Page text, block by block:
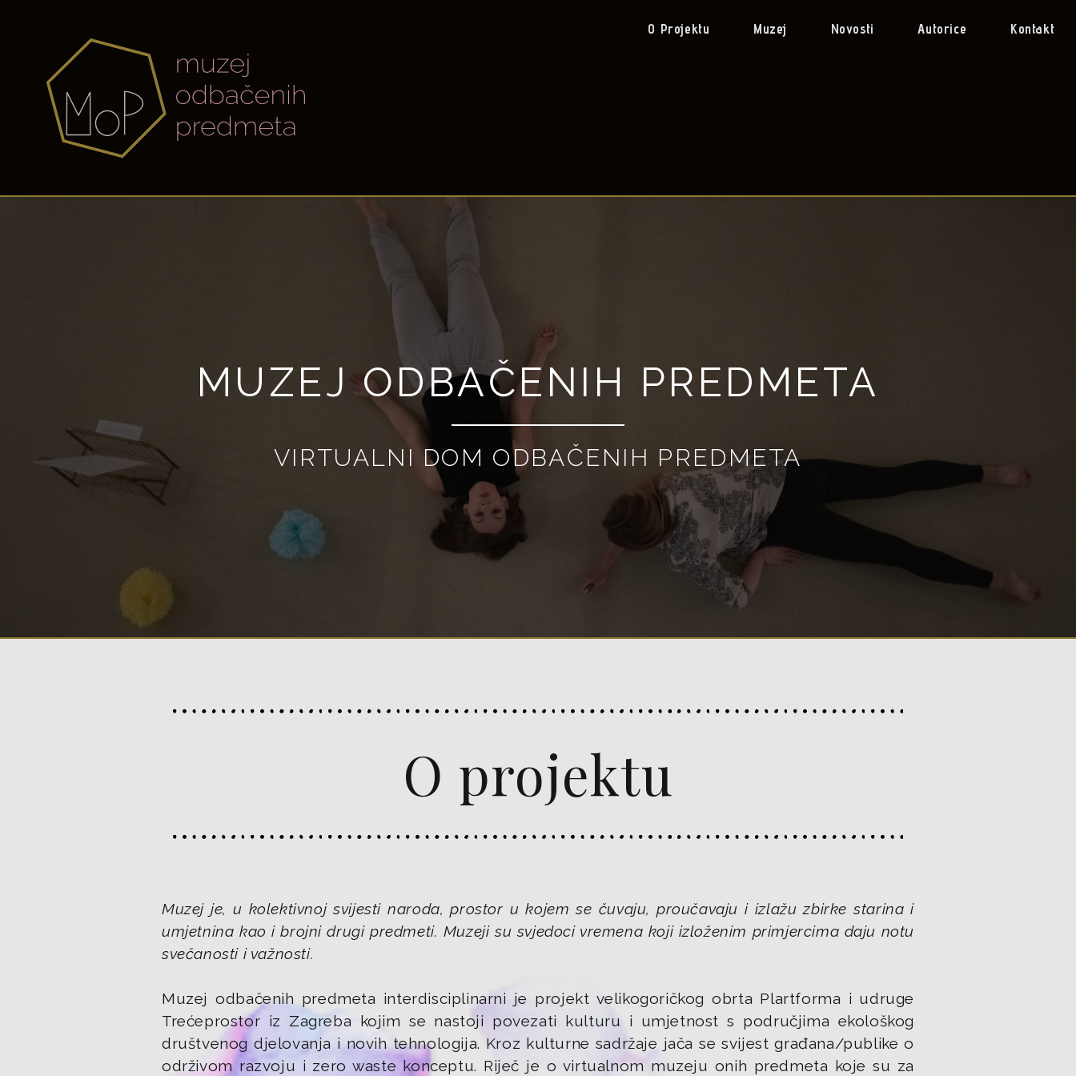
O Projektu Muzej Novosti Autorice Kontakt
MUZEJ ODBAČENIH PREDMETA
VIRTUALNI DOM ODBAČENIH PREDMETA
O projektu
Muzej je, u kolektivnoj svijesti naroda, prostor u kojem se čuvaju, proučavaju i izlažu zbirke starina i
umjetnina kao i brojni drugi predmeti. Muzeji su svjedoci vremena koji izloženim primjercima daju notu
svečanosti i važnosti.
Muzej odbačenih predmeta interdisciplinarni je projekt velikogoričkog obrta Plartforma i udruge
Trećeprostor iz Zagreba kojim se nastoji povezati kulturu i umjetnost s područjima ekološkog
društvenog djelovanja i novih tehnologija. Kroz kulturne sadržaje jača se svijest građana/publike o
održivom razvoju i zero waste konceptu. Riječ je o virtualnom muzeju onih predmeta koje su za